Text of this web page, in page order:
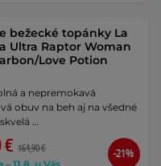
bežecké topánky La
Ultra Raptor Woman
Love Potion
a nepremokavá
obuv na beh aj na všedné
…
€ 164,90 €
-21%